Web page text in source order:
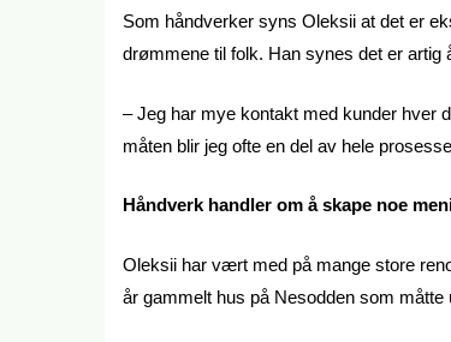
Som håndverker syns Oleksii at det er
drømmene til folk. Han synes det er
– Jeg har mye kontakt med kunder hver
måten blir jeg ofte en del av hele
Håndverk handler om å skape noe
Oleksii har vært med på mange store
år gammelt hus på Nesodden som måtte